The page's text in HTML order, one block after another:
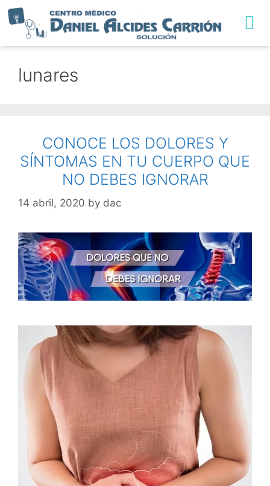
lunares
CONOCE LOS DOLORES Y
SÍNTOMAS EN TU CUERPO QUE
NO DEBES IGNORAR
14 abril, 2020 by dac